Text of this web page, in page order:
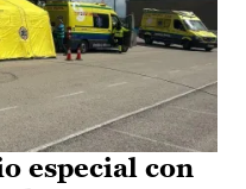
especial con